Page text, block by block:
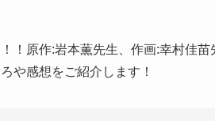
！原作:岩本薫先生、作画:幸村佳苗
や感想をご紹介します！